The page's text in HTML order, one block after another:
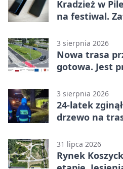
Kradzież w
na festiwal.
3 sierpnia 2026
Nowa trasa
gotowa. Jest
3 sierpnia 2026
24-latek
drzewo na
31 lipca 2026
Rynek